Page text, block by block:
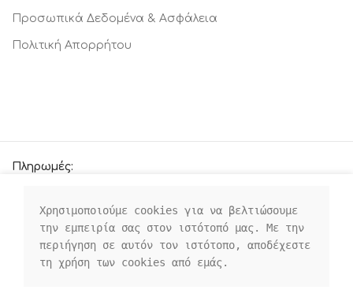
Προσωπικά Δεδομένα & Ασφάλεια
Πολιτική Απορρήτου
Πληρωμές:
Οι κοινωνικοί μας σύνδεσμοι:
Χρησιμοποιούμε cookies για να βελτιώσουμε
την εμπειρία σας στον ιστότοπό μας. Με την
περιήγηση σε αυτόν τον ιστότοπο, αποδέχεστε
τη χρήση των cookies από εμάς.